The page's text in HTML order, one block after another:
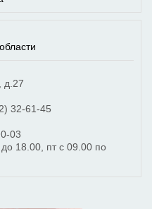
д.27
32-61-45
03
18.00, пт с 09.00 по